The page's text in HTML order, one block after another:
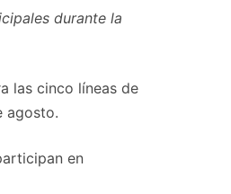
durante la
las cinco líneas de
agosto.
en